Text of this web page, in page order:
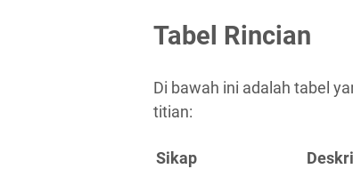
Tabel Rincian
Di bawah ini adalah tabel
titian:
Sikap